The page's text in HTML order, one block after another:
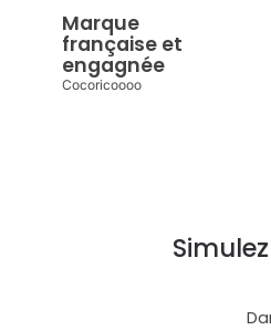
Marque
française et
engagnée
Cocoricoooo